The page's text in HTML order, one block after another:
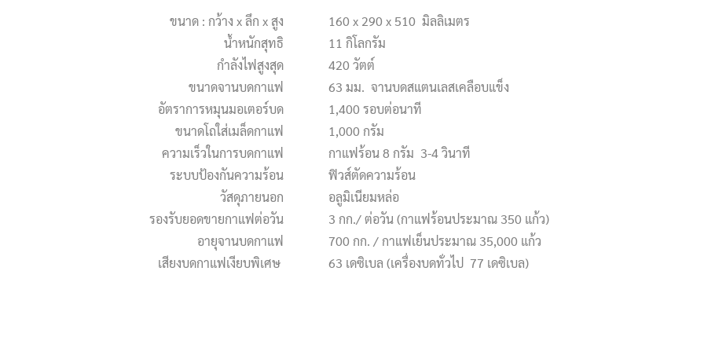
ขนาด : กว้าง x ลึก x สูง
น้ำหนักสุทธิ
กำลังไฟสูงสุด
ขนาดจานบดกาแฟ
อัตราการหมุนมอเตอร์บด
ขนาดโถใส่เมล็ดกาแฟ
ความเร็วในการบดกาแฟ
ระบบป้องกันความร้อน
วัสดุภายนอก
รองรับยอดขายกาแฟต่อวัน
อายุจานบดกาแฟ
เสียงบดกาแฟเงียบพิเศษ
160 x 290 x 510 มิลลิเมตร
11 กิโลกรัม
420 วัตต์
63 มม. จานบดสแตนเลสเคลือบแข็ง
1,400 รอบต่อนาที
1,000 กรัม
กาแฟร้อน 8 กรัม 3-4 วินาที
ฟิวส์ตัดความร้อน
อลูมิเนียมหล่อ
3 กก./ ต่อวัน (กาแฟร้อนประมาณ 350 แก้ว)
700 กก. / กาแฟเย็นประมาณ 35,000 แก้ว
63 เดซิเบล (เครื่องบดทั่วไป 77 เดซิเบล)